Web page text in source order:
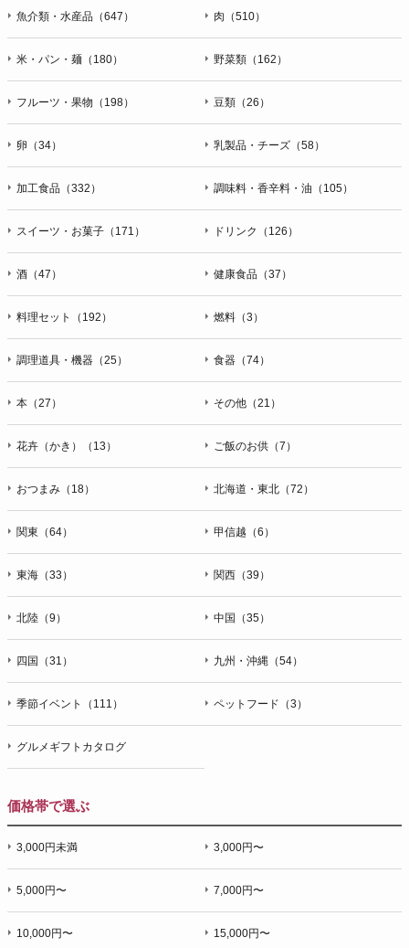
魚介類・水産品（647） 肉（510）
米・パン・麺（180） 野菜類（162）
フルーツ・果物（198） 豆類（26）
卵（34） 乳製品・チーズ（58）
加工食品（332） 調味料・香辛料・油（105）
スイーツ・お菓子（171） ドリンク（126）
酒（47） 健康食品（37）
料理セット（192） 燃料（3）
調理道具・機器（25） 食器（74）
本（27） その他（21）
花卉（かき）（13） ご飯のお供（7）
おつまみ（18） 北海道・東北（72）
関東（64） 甲信越（6）
東海（33） 関西（39）
北陸（9） 中国（35）
四国（31） 九州・沖縄（54）
季節イベント（111） ペットフード（3）
グルメギフトカタログ
価格帯で選ぶ
3,000円未満 3,000円〜
5,000円〜 7,000円〜
10,000円〜 15,000円〜